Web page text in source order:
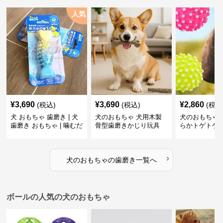
人気
¥3,690 (税込)
犬 おもちゃ 歯磨き | 犬
歯磨き おもちゃ | 噛むだ
¥3,690 (税込)
犬のおもちゃ 犬用木製
骨型歯磨きかじり玩具
¥2,860 (税
犬のおもちゃ
らかトゲトゲ
犬のおもちゃの歯磨き一覧へ ›
ボールの人気の犬のおもちゃ